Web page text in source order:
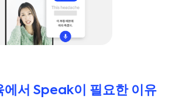
에서 Speak이 필요한 이유